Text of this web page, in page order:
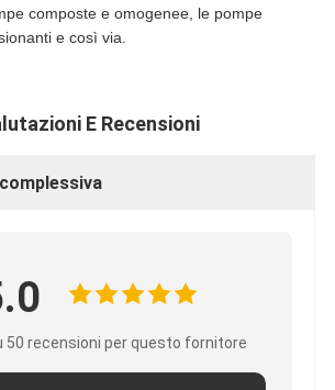
composte e omogenee, le pompe
e così via.
E Recensioni
50 recensioni per questo fornitore